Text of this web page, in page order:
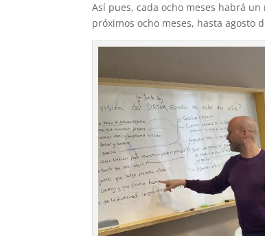
Así pues, cada ocho meses habrá
próximos ocho meses, hasta agosto